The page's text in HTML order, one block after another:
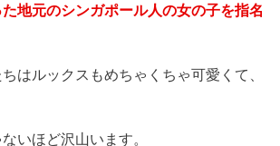
地元のシンガポール人の女の子を指名
はルックスもめちゃくちゃ可愛くて、
いほど沢山います。